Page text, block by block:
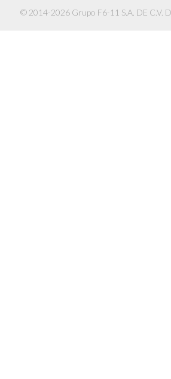
© 2014-2026 Grupo F6-11 S.A. DE C.V.